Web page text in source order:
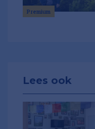
Premium
Lees ook